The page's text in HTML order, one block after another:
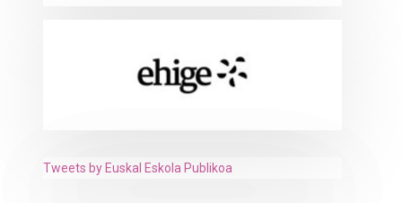
Tweets by Euskal Eskola Publikoa